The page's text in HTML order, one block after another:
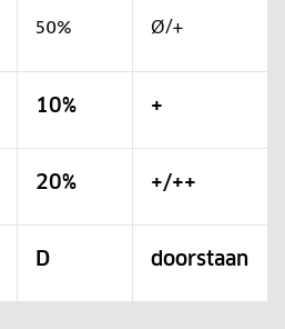
50% Ø/+
10% +
20% +/++
D doorstaan